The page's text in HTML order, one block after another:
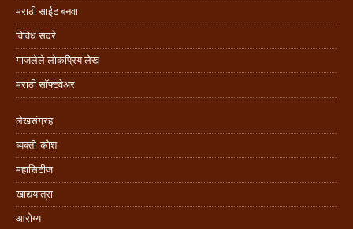
मराठी साईट बनवा
विविध सदरे
गाजलेले लोकप्रिय लेख
मराठी सॉफ्टवेअर
लेखसंग्रह
व्यक्ती-कोश
महासिटीज
खाद्ययात्रा
आरोग्य